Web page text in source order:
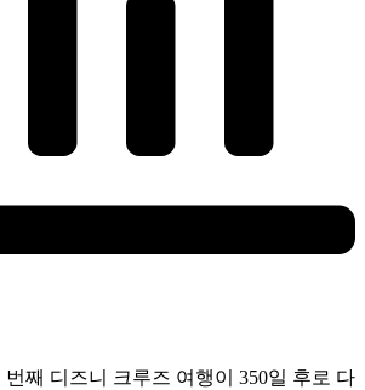
째 디즈니 크루즈 여행이 350일 후로 다